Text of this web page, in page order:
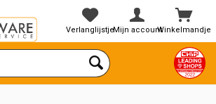
Winkelmandje
VerlanglijstjeMijn account